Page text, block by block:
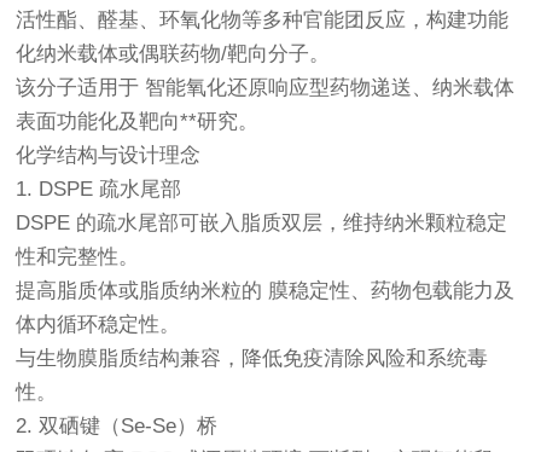
活性酯、醛基、环氧化物等多种官能团反应，构建功能
化纳米载体或偶联药物/靶向分子。
该分子适用于 智能氧化还原响应型药物递送、纳米载体
表面功能化及靶向**研究。
化学结构与设计理念
1. DSPE 疏水尾部
DSPE 的疏水尾部可嵌入脂质双层，维持纳米颗粒稳定
性和完整性。
提高脂质体或脂质纳米粒的 膜稳定性、药物包载能力及
体内循环稳定性。
与生物膜脂质结构兼容，降低免疫清除风险和系统毒
性。
2. 双硒键（Se-Se）桥